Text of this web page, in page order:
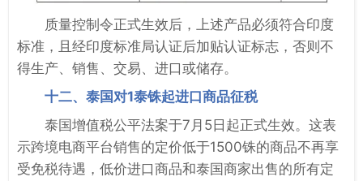
质量控制令正式生效后，上述产品必须符合印度
标准，且经印度标准局认证后加贴认证标志，否则不
得生产、销售、交易、进口或储存。
十二、泰国对1泰铢起进口商品征税
泰国增值税公平法案于7月5日起正式生效。这表
示跨境电商平台销售的定价低于1500铢的商品不再享
受免税待遇，低价进口商品和泰国商家出售的所有定